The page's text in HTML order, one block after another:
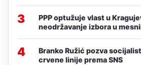
3
PPP optužuje vlast u
neodržavanje izbora u
4
Branko Ružić pozva
crvene linije prema SNS